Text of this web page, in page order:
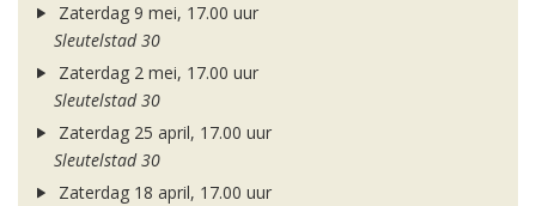
Zaterdag 9 mei, 17.00 uur
Sleutelstad 30
Zaterdag 2 mei, 17.00 uur
Sleutelstad 30
Zaterdag 25 april, 17.00 uur
Sleutelstad 30
Zaterdag 18 april, 17.00 uur